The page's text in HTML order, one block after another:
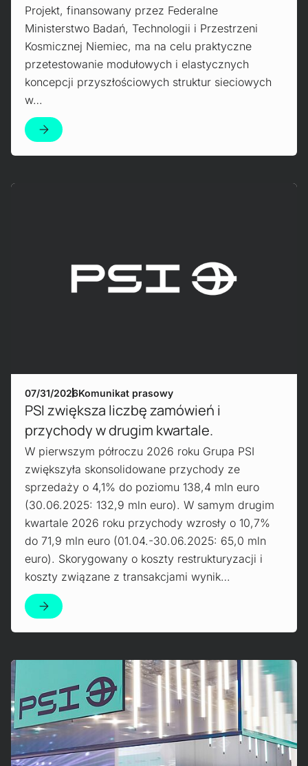
Projekt, finansowany przez Federalne
Ministerstwo Badań, Technologii i Przestrzeni
Kosmicznej Niemiec, ma na celu praktyczne
przetestowanie modułowych i elastycznych
koncepcji przyszłościowych struktur sieciowych
w…
07/31/2026Komunikat prasowy
PSI zwiększa liczbę zamówień i
przychody w drugim kwartale.
W pierwszym półroczu 2026 roku Grupa PSI
zwiększyła skonsolidowane przychody ze
sprzedaży o 4,1% do poziomu 138,4 mln euro
(30.06.2025: 132,9 mln euro). W samym drugim
kwartale 2026 roku przychody wzrosły o 10,7%
do 71,9 mln euro (01.04.-30.06.2025: 65,0 mln
euro). Skorygowany o koszty restrukturyzacji i
koszty związane z transakcjami wynik…